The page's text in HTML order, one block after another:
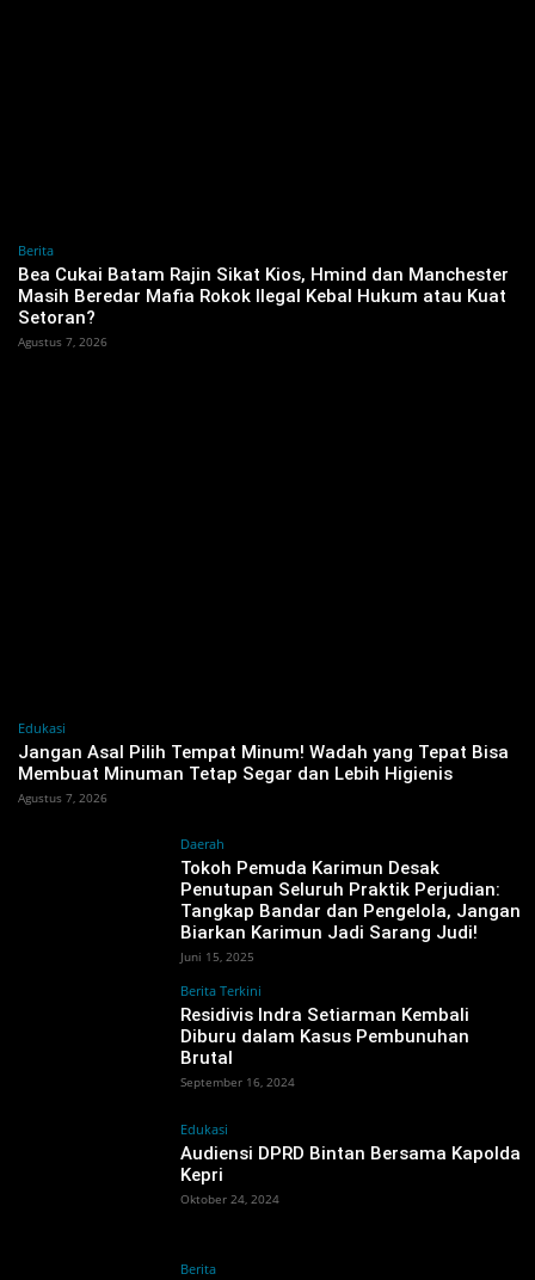
Berita
‎Bea Cukai Batam Rajin Sikat Kios, Hmind dan Manchester
Masih Beredar Mafia Rokok Ilegal Kebal Hukum atau Kuat
Setoran?
Agustus 7, 2026
Edukasi
Jangan Asal Pilih Tempat Minum! Wadah yang Tepat Bisa
Membuat Minuman Tetap Segar dan Lebih Higienis
Agustus 7, 2026
Daerah
Tokoh Pemuda Karimun Desak
Penutupan Seluruh Praktik Perjudian:
Tangkap Bandar dan Pengelola, Jangan
Biarkan Karimun Jadi Sarang Judi!
Juni 15, 2025
Berita Terkini
Residivis Indra Setiarman Kembali
Diburu dalam Kasus Pembunuhan
Brutal
September 16, 2024
Edukasi
Audiensi DPRD Bintan Bersama Kapolda
Kepri
Oktober 24, 2024
Berita